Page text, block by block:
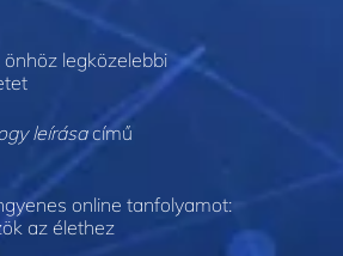
legközelebbi
leírásacímű
online tanfolyamot:
az élethez